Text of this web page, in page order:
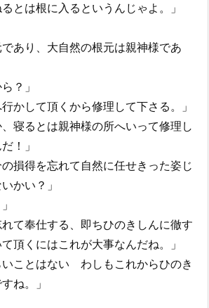
とは根に入るというんじゃよ。」
あり、大自然の根元は親神様であ
？」
かして頂くから修理して下さる。」
寝るとは親神様の所へいって修理し
！」
損得を忘れて自然に任せきった姿じ
かい？」
て奉仕する、即ちひのきしんに徹す
頂くにはこれが大事なんだね。」
いことはない わしもこれからひのき
ね。」